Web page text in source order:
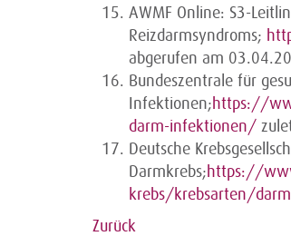
AWMF Online: S3-
Reizdarmsyndroms;
abgerufen am
Bundeszentrale für
Infektionen; https://
darm-infektionen/
Deutsche
Darmkrebs; https://
krebs/krebsarten/
Zurück